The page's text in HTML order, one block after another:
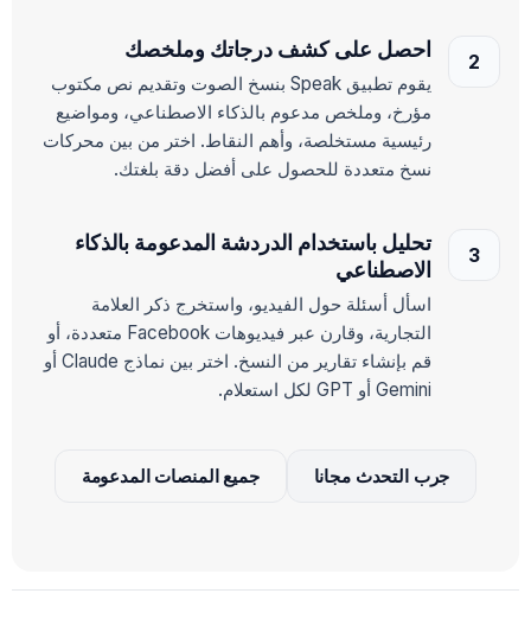
احصل على كشف درجاتك وملخصك
يقوم تطبيق Speak بنسخ الصوت وتقديم نص مكتوب
مؤرخ، وملخص مدعوم بالذكاء الاصطناعي، ومواضيع
رئيسية مستخلصة، وأهم النقاط. اختر من بين محركات
نسخ متعددة للحصول على أفضل دقة بلغتك.
تحليل باستخدام الدردشة المدعومة بالذكاء
الاصطناعي
اسأل أسئلة حول الفيديو، واستخرج ذكر العلامة
التجارية، وقارن عبر فيديوهات Facebook متعددة، أو
قم بإنشاء تقارير من النسخ. اختر بين نماذج Claude أو
Gemini أو GPT لكل استعلام.
جرب التحدث مجانا جميع المنصات المدعومة